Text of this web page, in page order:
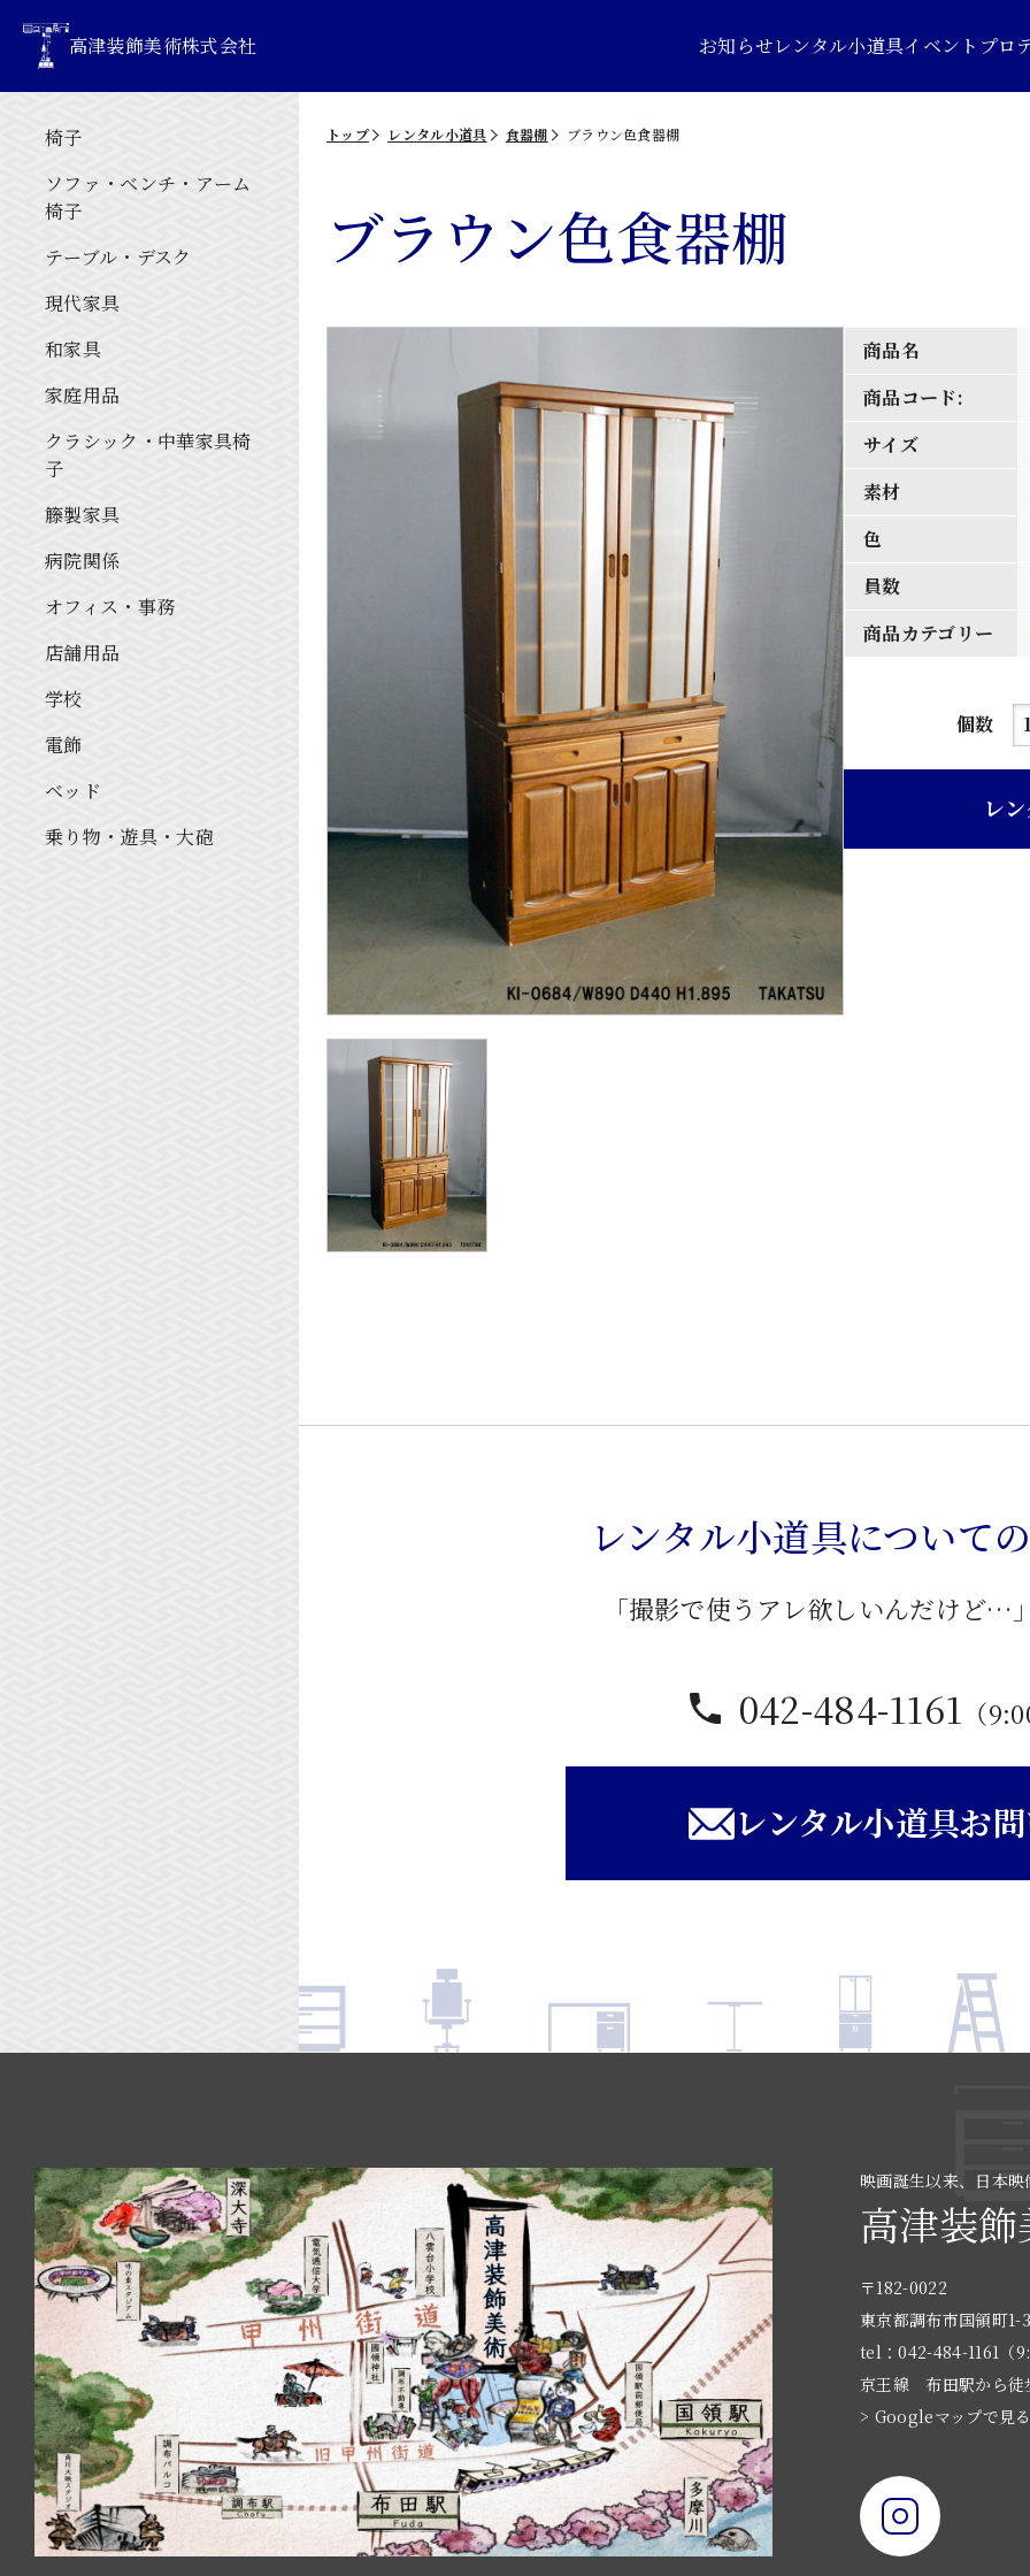
高津装飾美術株式会社 お知らせレンタル小道具イベントプロ
椅子
ソファ・ベンチ・アーム
椅子
テーブル・デスク
現代家具
和家具
家庭用品
クラシック・中華家具椅
子
籐製家具
病院関係
オフィス・事務
店舗用品
学校
電飾
ベッド
乗り物・遊具・大砲
トップ レンタル小道具 食器棚 ブラウン色食器棚
ブラウン色食器棚
商品名
商品コード:
サイズ
素材
色
員数
商品カテゴリー
個数
ブ
レ
レンタル小道具について
「撮影で使うアレ欲しいんだけど…
042-484-1161 （
レンタル小道具お
映画誕生以来、日本
高津装
〒182-0022
東京都調布市国領町1-
tel：042-484-1161（
京王線 布田駅から徒
> Googleマップで見る